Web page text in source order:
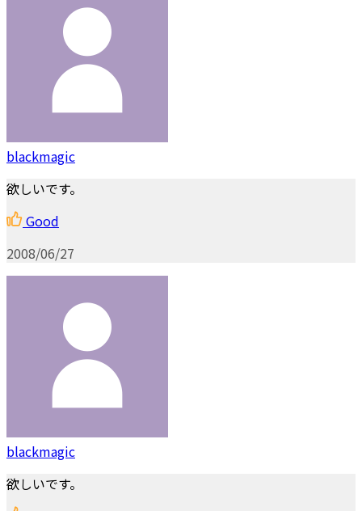
blackmagic
欲しいです。
Good
2008/06/27
blackmagic
欲しいです。